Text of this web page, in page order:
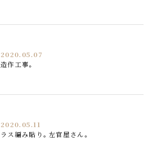
2020.05.07
造作工事。
2020.05.11
ラス編み貼り。左官屋さん。